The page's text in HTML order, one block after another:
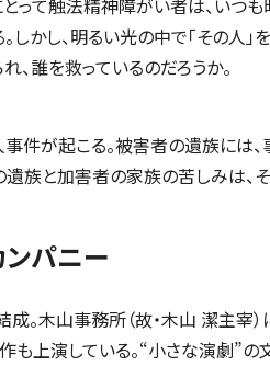
って触法精神障がい者は、いつ
しかし、明るい光の中で「その人
、誰を救っているのだろうか。
件が起こる。被害者の遺族には
族と加害者の家族の苦しみは、
ンパニー
成。木山事務所（故・木山 潔主宰
も上演している。“小さな演劇”